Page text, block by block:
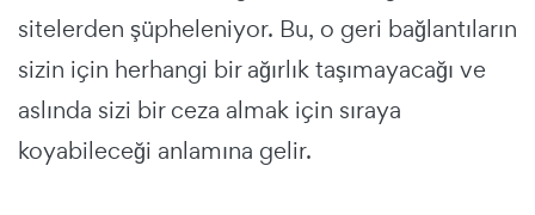
sitelerden şüpheleniyor. Bu, o geri bağlantıların
sizin için herhangi bir ağırlık taşımayacağı ve
aslında sizi bir ceza almak için sıraya
koyabileceği anlamına gelir.